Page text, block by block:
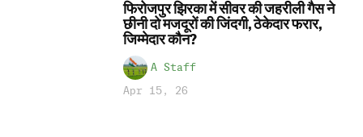
फिरोजपुर झिरका में सीवर की जहरीली गैस ने
छीनी दो मजदूरों की जिंदगी, ठेकेदार फरार,
जिम्मेदार कौन?
A Staff
Apr 15, 26